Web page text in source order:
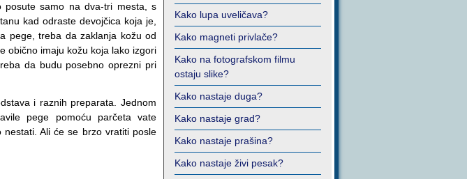
posute samo na dva-tri mesta, s
kad odraste devojčica koja je,
pege, treba da zaklanja kožu od
obično imaju kožu koja lako izgori
da budu posebno oprezni pri
i raznih preparata. Jednom
pege pomoću parčeta vate
Ali će se brzo vratiti posle
Kako lupa uveličava?
Kako magneti privlače?
Kako na fotografskom filmu
ostaju slike?
Kako nastaje duga?
Kako nastaje grad?
Kako nastaje prašina?
Kako nastaje živi pesak?